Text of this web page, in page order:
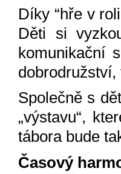
Díky “hře v
Děti si
komunikační
Společně s
„výstavu“,
tábora bude
Časový